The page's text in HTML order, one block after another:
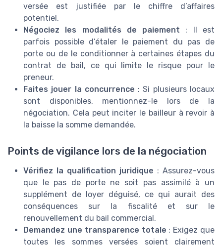
versée est justifiée par le chiffre d’affaires
potentiel.
Négociez les modalités de paiement : Il est
parfois possible d’étaler le paiement du pas de
porte ou de le conditionner à certaines étapes du
contrat de bail, ce qui limite le risque pour le
preneur.
Faites jouer la concurrence : Si plusieurs locaux
sont disponibles, mentionnez-le lors de la
négociation. Cela peut inciter le bailleur à revoir à
la baisse la somme demandée.
Points de vigilance lors de la négociation
Vérifiez la qualification juridique : Assurez-vous
que le pas de porte ne soit pas assimilé à un
supplément de loyer déguisé, ce qui aurait des
conséquences sur la fiscalité et sur le
renouvellement du bail commercial.
Demandez une transparence totale : Exigez que
toutes les sommes versées soient clairement